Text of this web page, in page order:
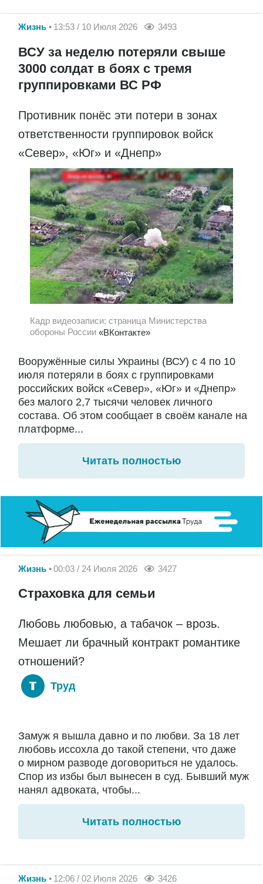
Жизнь 13:53 / 10 Июля 2026 3493
ВСУ за неделю потеряли свыше
3000 солдат в боях с тремя
группировками ВС РФ
Противник понёс эти потери в зонах
ответственности группировок войск
«Север», «Юг» и «Днепр»
Кадр видеозаписи: страница Министерства
обороны России «ВКонтакте»
Вооружённые силы Украины (ВСУ) с 4 по 10
июля потеряли в боях с группировками
российских войск «Север», «Юг» и «Днепр»
без малого 2,7 тысячи человек личного
состава. Об этом сообщает в своём канале на
платформе...
Читать полностью
Жизнь 00:03 / 24 Июля 2026 3427
Страховка для семьи
Любовь любовью, а табачок – врозь.
Мешает ли брачный контракт романтике
отношений?
Труд
Замуж я вышла давно и по любви. За 18 лет
любовь иссохла до такой степени, что даже
о мирном разводе договориться не удалось.
Спор из избы был вынесен в суд. Бывший муж
нанял адвоката, чтобы...
Читать полностью
Жизнь 12:06 / 02 Июля 2026 3426